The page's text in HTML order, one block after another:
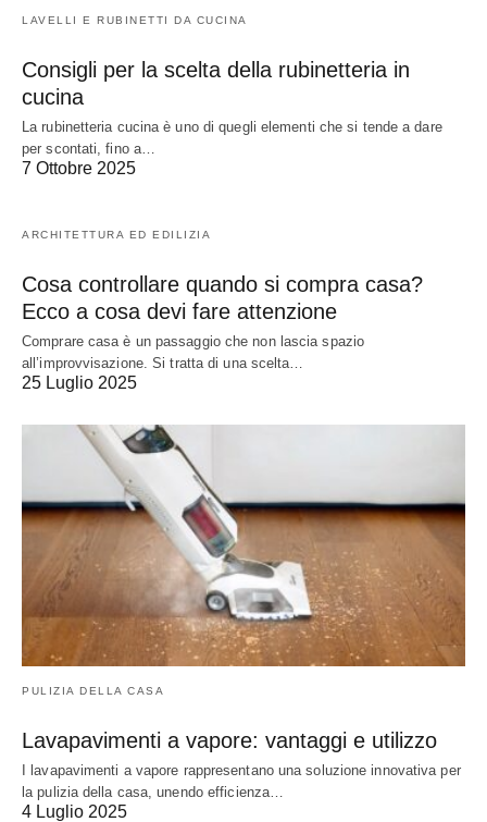
LAVELLI E RUBINETTI DA CUCINA
Consigli per la scelta della rubinetteria in
cucina
La rubinetteria cucina è uno di quegli elementi che si tende a dare
per scontati, fino a…
7 Ottobre 2025
ARCHITETTURA ED EDILIZIA
Cosa controllare quando si compra casa?
Ecco a cosa devi fare attenzione
Comprare casa è un passaggio che non lascia spazio
all’improvvisazione. Si tratta di una scelta…
25 Luglio 2025
PULIZIA DELLA CASA
Lavapavimenti a vapore: vantaggi e utilizzo
I lavapavimenti a vapore rappresentano una soluzione innovativa per
la pulizia della casa, unendo efficienza…
4 Luglio 2025